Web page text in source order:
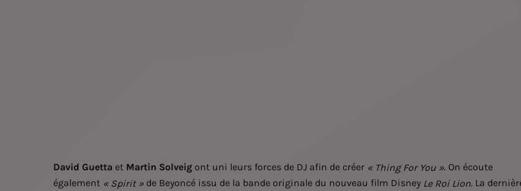
David Guetta et Martin Solveig ont uni leurs forces de DJ afin de créer « Thing For You ». On écoute
également « Spirit » de Beyoncé issu de la bande originale du nouveau film Disney Le Roi Lion. La